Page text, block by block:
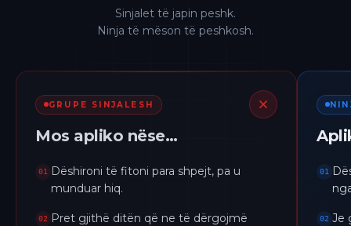
Sinjalet të japin peshk.
Ninja të mëson të peshkosh.
GRUPE SINJALESH
Mos apliko nëse…
01
Dëshironi të fitoni para shpejt, pa u
munduar hiq.
02
Pret gjithë ditën që ne të dërgojmë
01
02 Je